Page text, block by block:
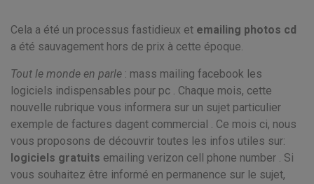
Cela a été un processus fastidieux et emailing photos cd
a été sauvagement hors de prix à cette époque.
Tout le monde en parle : mass mailing facebook les
logiciels indispensables pour pc . Chaque mois, cette
nouvelle rubrique vous informera sur un sujet particulier
exemple de factures dagent commercial . Ce mois ci, nous
vous proposons de découvrir toutes les infos utiles sur:
logiciels gratuits emailing verizon cell phone number . Si
vous souhaitez être informé en permanence sur le sujet,